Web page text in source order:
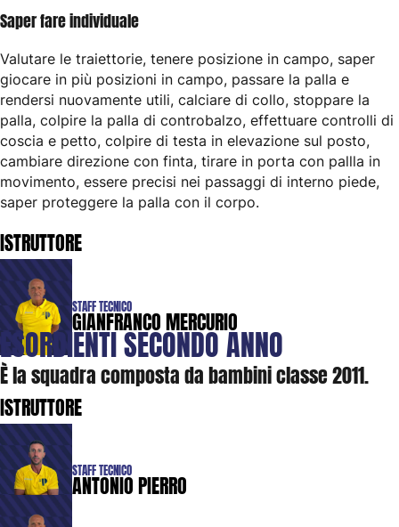
Saper fare individuale
Valutare le traiettorie, tenere posizione in campo, saper
giocare in più posizioni in campo, passare la palla e
rendersi nuovamente utili, calciare di collo, stoppare la
palla, colpire la palla di controbalzo, effettuare controlli di
coscia e petto, colpire di testa in elevazione sul posto,
cambiare direzione con finta, tirare in porta con pallla in
movimento, essere precisi nei passaggi di interno piede,
saper proteggere la palla con il corpo.
ISTRUTTORE
GIANFRANCO MERCURIO
STAFF TECNICO
ESORDIENTISECONDOANNO
È la squadra composta da bambini classe 2011.
ISTRUTTORE
ANTONIO PIERRO
STAFF TECNICO